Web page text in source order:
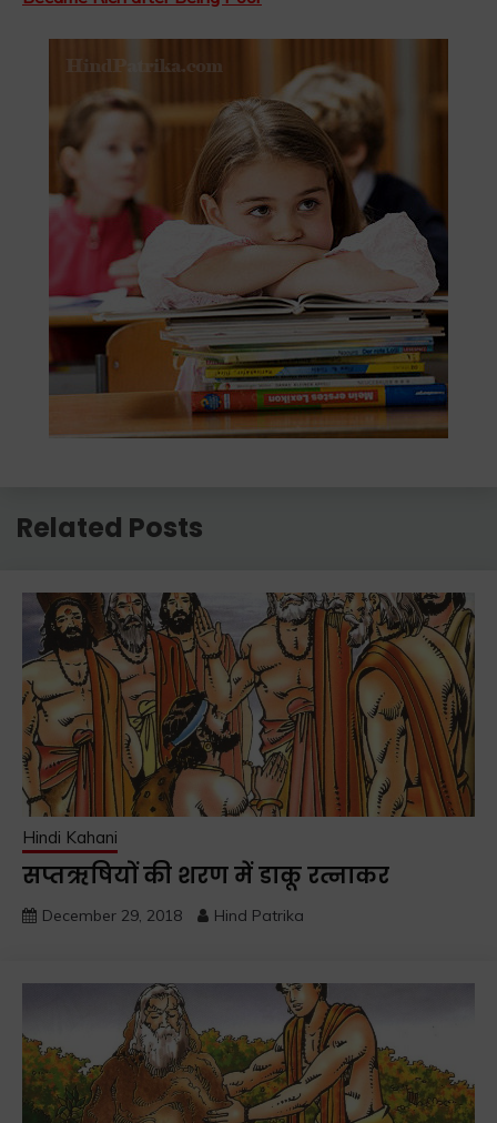
Related Posts
Hindi Kahani
सप्तऋषियों की शरण में डाकू रत्नाकर
December 29, 2018 Hind Patrika